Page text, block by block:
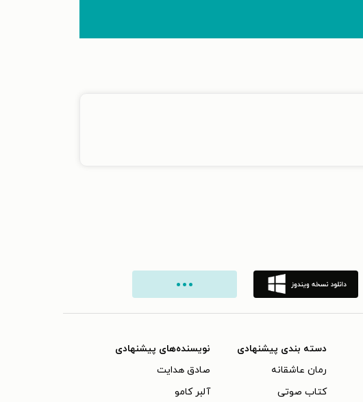
دسته بندی پیشنهادی
رمان عاشقانه
کتاب‌ صوتی
نویسنده‌های پیشنهادی
صادق هدایت
آلبر کامو